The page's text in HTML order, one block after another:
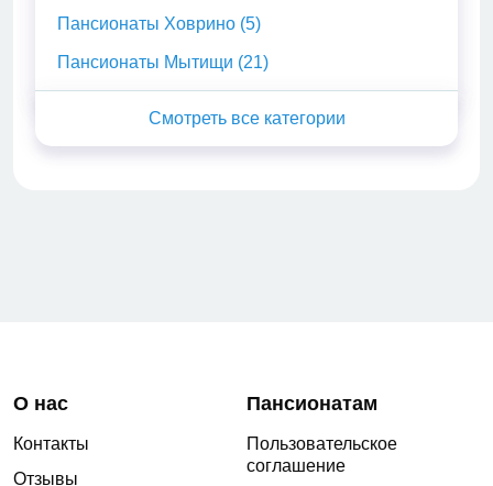
Пансионаты Ховрино (5)
Пансионаты Мытищи (21)
О нас
Контакты
Отзывы
Пансионатам
Пользовательское
соглашение